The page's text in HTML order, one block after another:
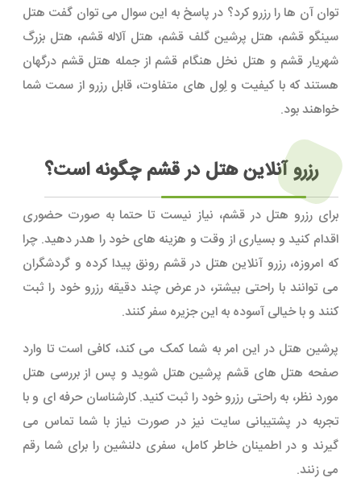
توان آن ها را رزرو کرد؟ در پاسخ به این سوال می توان گفت هتل
سینگو قشم، هتل پرشین گلف قشم، هتل آلاله قشم، هتل بزرگ
شهریار قشم و هتل نخل هنگام قشم از جمله هتل قشم درگهان
هستند که با کیفیت و لِول های متفاوت، قابل رزرو از سمت شما
خواهند بود.
رزرو آنلاین هتل در قشم چگونه است؟
برای رزرو هتل در قشم، نیاز نیست تا حتما به صورت حضوری
اقدام کنید و بسیاری از وقت و هزینه های خود را هدر دهید. چرا
که امروزه، رزرو آنلاین هتل در قشم رونق پیدا کرده و گردشگران
می توانند با راحتی بیشتر، در عرض چند دقیقه رزرو خود را ثبت
کنند و با خیالی آسوده به این جزیره سفر کنند.
پرشین هتل در این امر به شما کمک می کند، کافی است تا وارد
صفحه هتل های قشم پرشین هتل شوید و پس از بررسی هتل
مورد نظر، به راحتی رزرو خود را ثبت کنید. کارشناسان حرفه ای و با
تجربه در پشتیبانی سایت نیز در صورت نیاز با شما تماس می
گیرند و در اطمینان خاطر کامل، سفری دلنشین را برای شما رقم
می زنند.